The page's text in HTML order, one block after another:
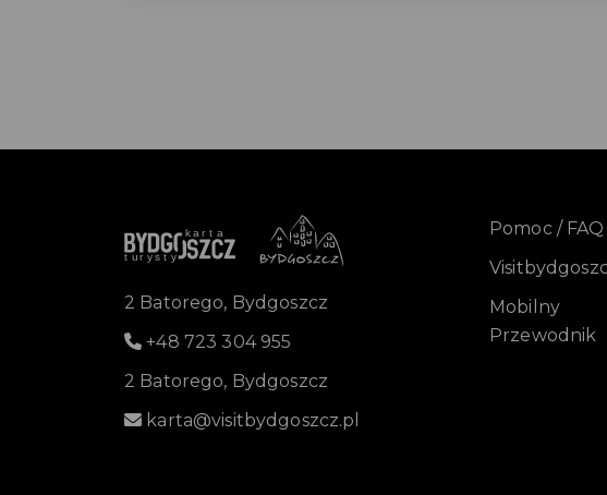
2 Batorego, Bydgoszcz
+48 723 304 955
2 Batorego, Bydgoszcz
karta@visitbydgoszcz.pl
Pomoc / FAQ
Mobilny
Przewodnik